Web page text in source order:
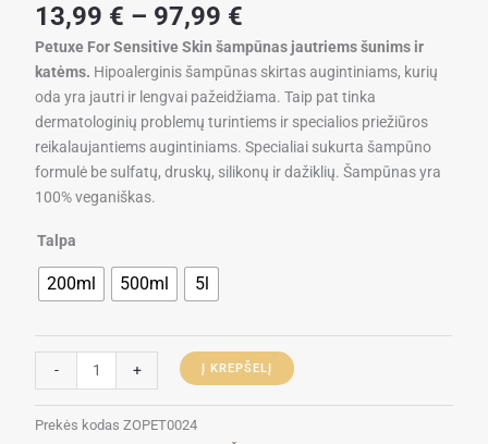
13,99 € – 97,99 €
range:
13,99 €
through
97,99 €
Petuxe For Sensitive Skin šampūnas jautriems šunims ir
katėms. Hipoalerginis šampūnas skirtas augintiniams, kurių
oda yra jautri ir lengvai pažeidžiama. Taip pat tinka
dermatologinių problemų turintiems ir specialios priežiūros
reikalaujantiems augintiniams. Specialiai sukurta šampūno
formulė be sulfatų, druskų, silikonų ir dažiklių. Šampūnas yra
100% veganiškas.
Talpa
200ml 500ml 5l
-
produkto
Petuxe
Sensitive
šampūnas
+ Į KREPŠELĮ
Prekės kodasZOPET0024